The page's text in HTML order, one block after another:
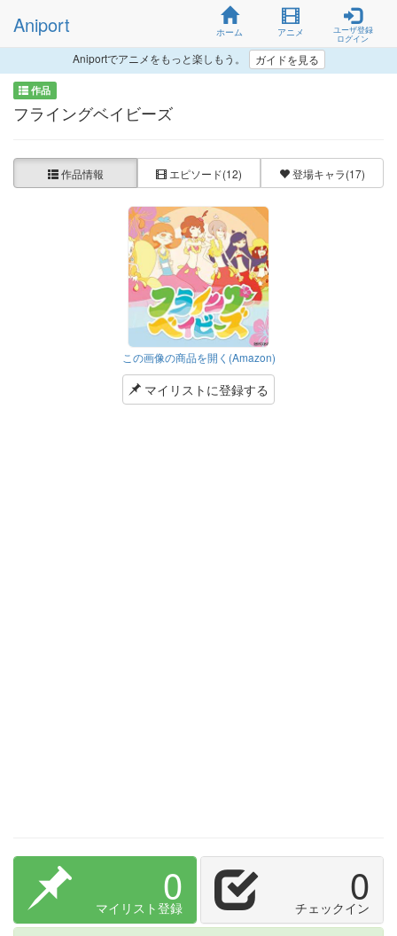
Aniport ホーム アニメ
ユーザ登録
ログイン
Aniportでアニメをもっと楽しもう。 ガイドを見る
作品
フライングベイビーズ
作品情報 エピソード(12) 登場キャラ(17)
この画像の商品を開く(Amazon)
マイリストに登録する
0
マイリスト登録 0
チェックイン